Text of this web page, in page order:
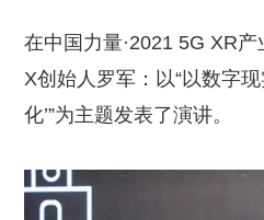
在中国力量·2021 5G XR
X创始人罗军：以“以数字
化’”为主题发表了演讲。